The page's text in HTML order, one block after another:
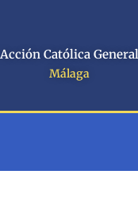
Acción Católica General
Málaga